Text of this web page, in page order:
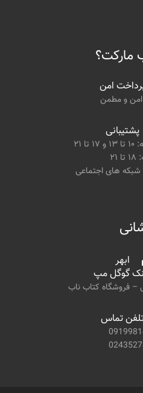
مارکت؟
امن
و مطمن
پشتیبانی
شبکه های اجتماعی
ابهر
گوگل مپ
– فروشگاه کتاب ناب
تماس